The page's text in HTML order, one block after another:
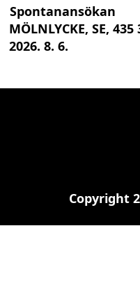
Spontanansökan
MÖLNLYCKE, SE, 435
2026. 8. 6.
Copyright